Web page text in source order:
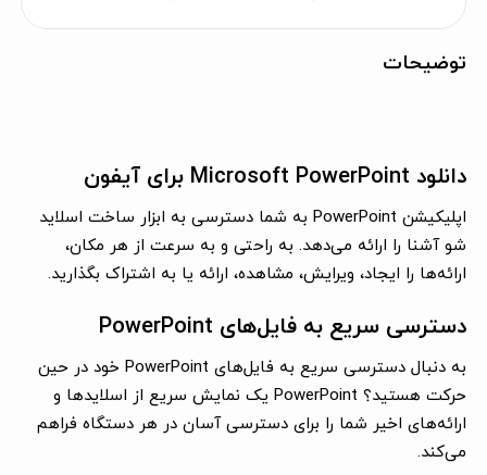
توضیحات
دانلود Microsoft PowerPoint برای آیفون
اپلیکیشن PowerPoint به شما دسترسی به ابزار ساخت اسلاید
شو آشنا را ارائه می‌دهد. به راحتی و به سرعت از هر مکان،
ارائه‌ها را ایجاد، ویرایش، مشاهده، ارائه یا به اشتراک بگذارید.
دسترسی سریع به فایل‌های PowerPoint
به دنبال دسترسی سریع به فایل‌های PowerPoint خود در حین
حرکت هستید؟ PowerPoint یک نمایش سریع از اسلایدها و
ارائه‌های اخیر شما را برای دسترسی آسان در هر دستگاه فراهم
می‌کند.